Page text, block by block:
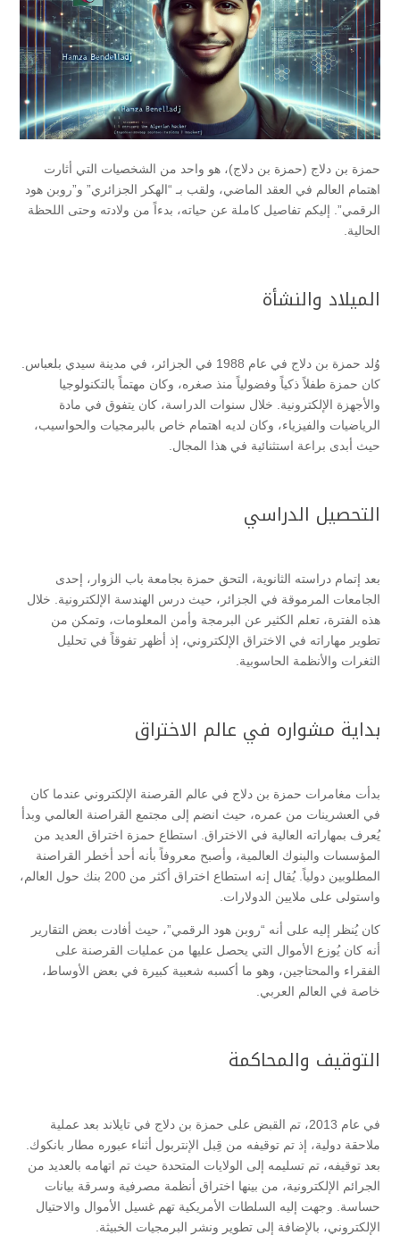
حمزة بن دلاج (حمزة بن دلاج)، هو واحد من الشخصيات التي أثارت
اهتمام العالم في العقد الماضي، ولقب بـ “الهكر الجزائري” و”روبن هود
الرقمي”. إليكم تفاصيل كاملة عن حياته، بدءاً من ولادته وحتى اللحظة
الحالية.
الميلاد والنشأة
وُلد حمزة بن دلاج في عام 1988 في الجزائر، في مدينة سيدي بلعباس.
كان حمزة طفلاً ذكياً وفضولياً منذ صغره، وكان مهتماً بالتكنولوجيا
والأجهزة الإلكترونية. خلال سنوات الدراسة، كان يتفوق في مادة
الرياضيات والفيزياء، وكان لديه اهتمام خاص بالبرمجيات والحواسيب،
حيث أبدى براعة استثنائية في هذا المجال.
التحصيل الدراسي
بعد إتمام دراسته الثانوية، التحق حمزة بجامعة باب الزوار، إحدى
الجامعات المرموقة في الجزائر، حيث درس الهندسة الإلكترونية. خلال
هذه الفترة، تعلم الكثير عن البرمجة وأمن المعلومات، وتمكن من
تطوير مهاراته في الاختراق الإلكتروني، إذ أظهر تفوقاً في تحليل
الثغرات والأنظمة الحاسوبية.
بداية مشواره في عالم الاختراق
بدأت مغامرات حمزة بن دلاج في عالم القرصنة الإلكتروني عندما كان
في العشرينات من عمره، حيث انضم إلى مجتمع القراصنة العالمي وبدأ
يُعرف بمهاراته العالية في الاختراق. استطاع حمزة اختراق العديد من
المؤسسات والبنوك العالمية، وأصبح معروفاً بأنه أحد أخطر القراصنة
المطلوبين دولياً. يُقال إنه استطاع اختراق أكثر من 200 بنك حول العالم،
واستولى على ملايين الدولارات.
كان يُنظر إليه على أنه “روبن هود الرقمي”، حيث أفادت بعض التقارير
أنه كان يُوزع الأموال التي يحصل عليها من عمليات القرصنة على
الفقراء والمحتاجين، وهو ما أكسبه شعبية كبيرة في بعض الأوساط،
خاصة في العالم العربي.
التوقيف والمحاكمة
في عام 2013، تم القبض على حمزة بن دلاج في تايلاند بعد عملية
ملاحقة دولية، إذ تم توقيفه من قِبل الإنتربول أثناء عبوره مطار بانكوك.
بعد توقيفه، تم تسليمه إلى الولايات المتحدة حيث تم اتهامه بالعديد من
الجرائم الإلكترونية، من بينها اختراق أنظمة مصرفية وسرقة بيانات
حساسة. وجهت إليه السلطات الأمريكية تهم غسيل الأموال والاحتيال
الإلكتروني، بالإضافة إلى تطوير ونشر البرمجيات الخبيثة.